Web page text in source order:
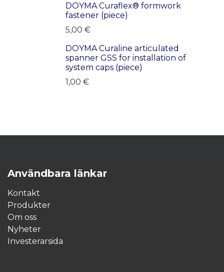
LAST PRODUCTS!DOYMA Curaflex® formwork
fastener (piece)
5,00 €
LAST PRODUCTS!DOYMA Curaline articulated
spanner GSS for installation of
system caps (piece)
1,00 €
Användbara länkar
Kontakt
Produkter
Om oss
Nyheter
Investerarsida